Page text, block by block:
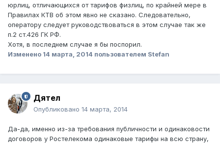
юрлиц, отличающихся от тарифов физлиц, по крайней мере в
Правилах КТВ об этом явно не сказано. Следовательно,
оператору следует руководствоваться в этом случае так же
п.2 ст.426 ГК РФ.
Хотя, в последнем случае я бы поспорил.
Изменено 14 марта, 2014 пользователем Stefan
Дятел
Опубликовано 14 марта, 2014
Да-да, именно из-за требования публичности и одинаковости
договоров у Ростелекома одинаковые тарифы на всю страну,